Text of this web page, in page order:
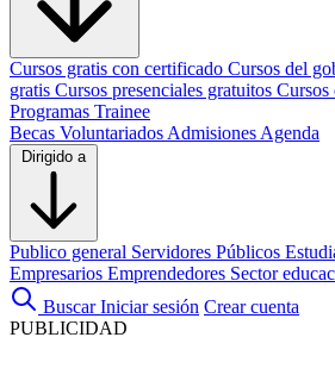
Cursos gratis con certificado Cursos del
gratis Cursos presenciales gratuitos Cursos
Programas Trainee
Becas Voluntariados Admisiones Agenda
Dirigido a
Publico general Servidores Públicos
Empresarios Emprendedores Sector
Buscar Iniciar sesión Crear cuenta
PUBLICIDAD